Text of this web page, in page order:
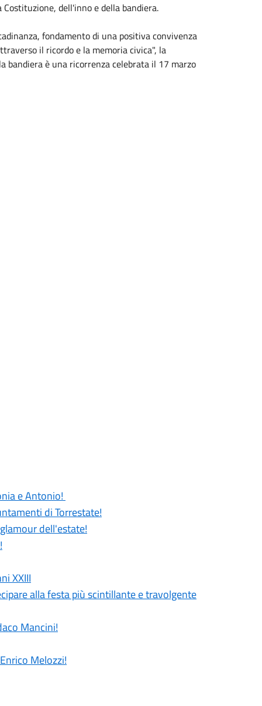
dell'inno e della bandiera.
fondamento di una positiva convivenza
il ricordo e la memoria civica", la
bandiera è una ricorrenza celebrata il 17 marzo
e Antonio!
di Torrestate!
dell'estate!
XXIII
alla festa più scintillante e travolgente
Mancini!
Melozzi!